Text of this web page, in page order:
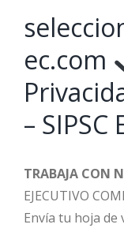
ec.com
– SIPSC
TRABAJA CON
EJECUTIVO
Envía tu hoja de